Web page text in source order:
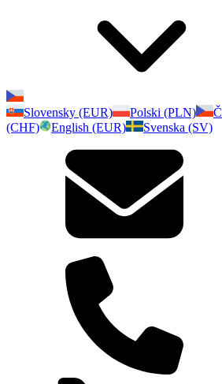
Slovensky (EUR)
Polski (PLN)
(CHF)
English (EUR) Svenska (SV)